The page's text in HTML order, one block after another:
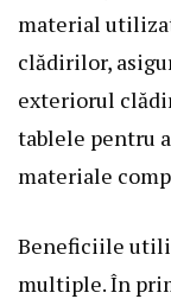
material
clădirilor,
exteriorul
tablele pentru
materiale
Beneficiile
multiple. În